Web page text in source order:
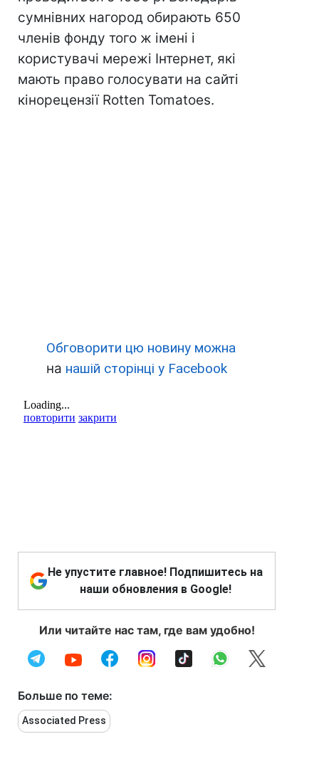
сумнівних нагород обирають 650
членів фонду того ж імені і
користувачі мережі Інтернет, які
мають право голосувати на сайті
кінорецензії Rotten Tomatoes.
Обговорити цю новину можна
на нашій сторінці у Facebook
Не упустите главное! Подпишитесь на
наши обновления в Google!
Или читайте нас там, где вам удобно!
Больше по теме:
Associated Press